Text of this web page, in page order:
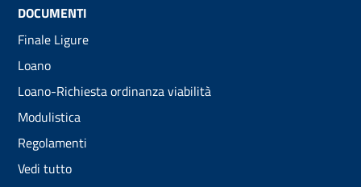
DOCUMENTI
Finale Ligure
Loano
Loano-Richiesta ordinanza viabilità
Modulistica
Regolamenti
Vedi tutto